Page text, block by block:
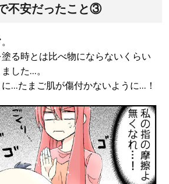
不安だったこと③
る時とは比べ物にならないくらい
した…。
…たまご肌が傷付かないように…！